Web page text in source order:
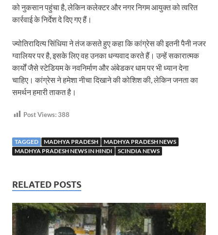
को नुकसान पहुंचा है, लेकिन कलेक्टर और नगर निगम आयुक्त को त्वरित
कार्रवाई के निर्देश दे दिए गए हैं।
ज्योतिरादित्य सिंधिया ने तंज कसते हुए कहा कि कांग्रेस की इतनी पैनी नजर
ग्वालियर पर है, इसके लिए वह उनका धन्यवाद करते हैं। उन्हें सकारात्मक
कार्यों जैसे स्टेडियम के नवनिर्माण और अंबेडकर धाम पर भी ध्यान देना
चाहिए। कांग्रेस ने हमेशा नीचा दिखाने की कोशिश की, लेकिन जनता का
समर्थन हमारी ताकत है।
Post Views:388
TAGGED MADHYA PRADESH
MADHYA PRADESH NEWS
MADHYA PRADESH NEWS IN HINDI
SCINDIA NEWS
RELATED POSTS